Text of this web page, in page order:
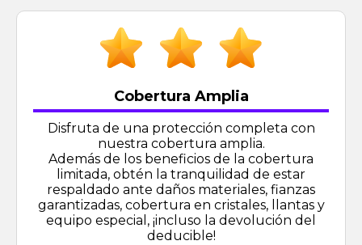
Cobertura Amplia
Disfruta de una protección completa con
nuestra cobertura amplia.
Además de los beneficios de la cobertura
limitada, obtén la tranquilidad de estar
respaldado ante daños materiales, fianzas
garantizadas, cobertura en cristales, llantas y
equipo especial, ¡incluso la devolución del
deducible!